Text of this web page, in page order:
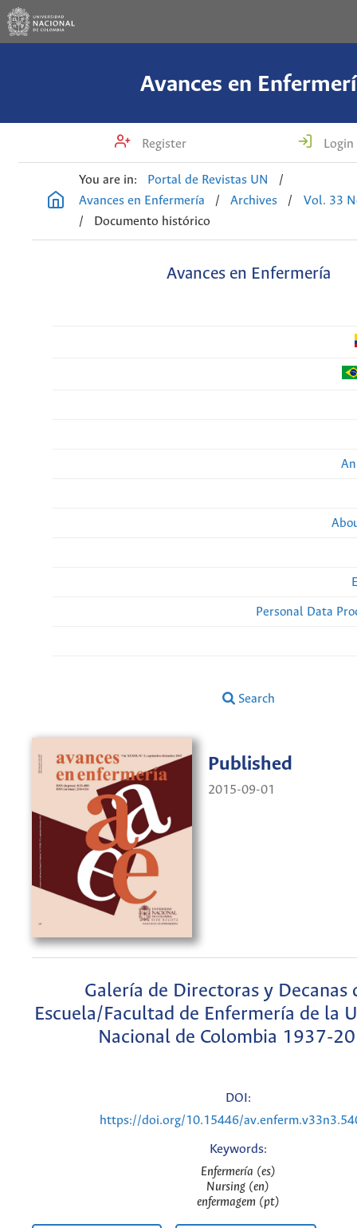
Avances en
Register Login
You are in: Portal de Revistas UN
/
Avances en Enfermería
/ Archives /
Vol. 33
/
Documento histórico
Avances en Enfermería
Personal Data
Search
Published
2015-09-01
Galería de Directoras y Decanas
Escuela/Facultad de Enfermería de la
Nacional de Colombia 1937-
DOI:
https://doi.org/10.15446/
Keywords:
Enfermería (es)
Nursing (en)
enfermagem (pt)